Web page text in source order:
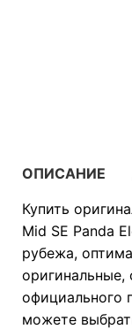
ОПИСАНИЕ
Купить
Mid SE Panda
рубежа,
оригинальные,
официального
можете